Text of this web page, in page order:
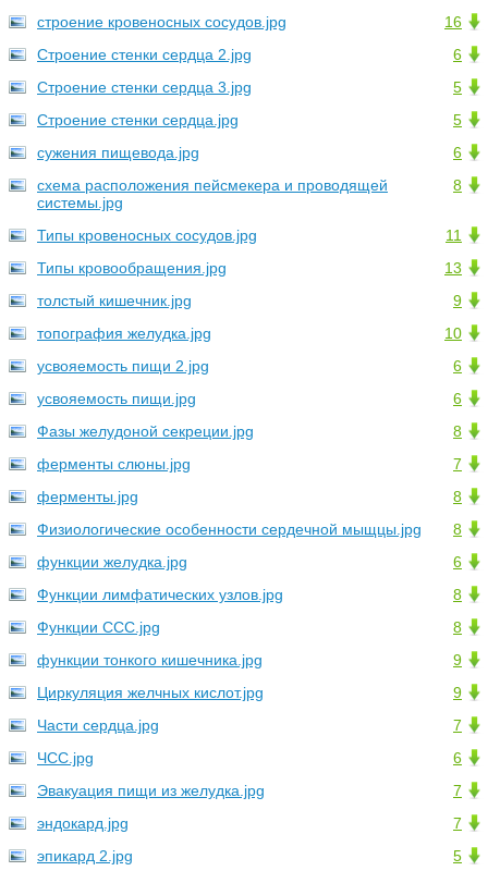
16
строение кровеносных сосудов.jpg
6
Строение стенки сердца 2.jpg
5
Строение стенки сердца 3.jpg
5
Строение стенки сердца.jpg
6
сужения пищевода.jpg
8
схема расположения пейсмекера и проводящей
системы.jpg
11
Типы кровеносных сосудов.jpg
13
Типы кровообращения.jpg
9
толстый кишечник.jpg
10
топография желудка.jpg
6
усвояемость пищи 2.jpg
6
усвояемость пищи.jpg
8
Фазы желудоной секреции.jpg
7
ферменты слюны.jpg
8
ферменты.jpg
8
Физиологические особенности сердечной мыщцы.jpg
6
функции желудка.jpg
8
Функции лимфатических узлов.jpg
8
Функции ССС.jpg
9
функции тонкого кишечника.jpg
9
Циркуляция желчных кислот.jpg
7
Части сердца.jpg
6
ЧСС.jpg
7
Эвакуация пищи из желудка.jpg
7
эндокард.jpg
5
эпикард 2.jpg